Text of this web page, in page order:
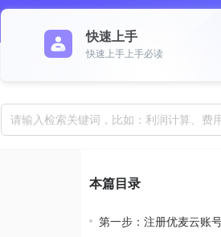
快速上手
快速上手上手必读
请输入检索关键词，比如：利润计算、费
本篇目录
第一步：注册优麦云账